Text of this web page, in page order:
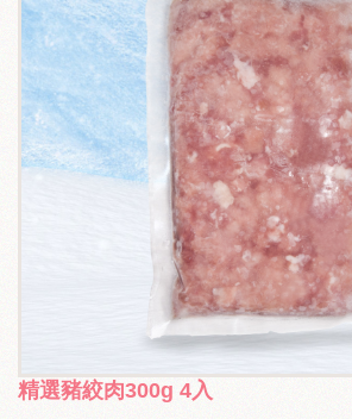
精選豬絞肉300g 4入